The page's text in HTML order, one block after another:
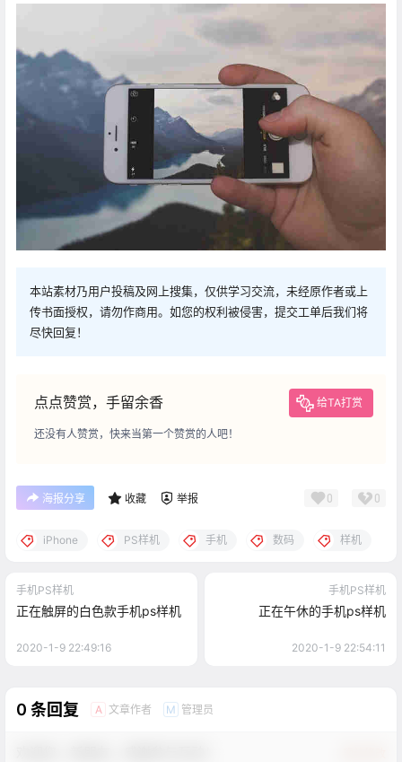
本站素材乃用户投稿及网上搜集，仅供学习交流，未经原作者或上
传书面授权，请勿作商用。如您的权利被侵害，提交工单后我们将
尽快回复！
点点赞赏，手留余香 给TA打赏
还没有人赞赏，快来当第一个赞赏的人吧！
海报分享 收藏 举报 0 0
iPhone PS样机 手机 数码 样机
手机PS样机
正在触屏的白色款手机ps样机
2020-1-9 22:49:16
手机PS样机
正在午休的手机ps样机
2020-1-9 22:54:11
0 条回复 A 文章作者 M 管理员